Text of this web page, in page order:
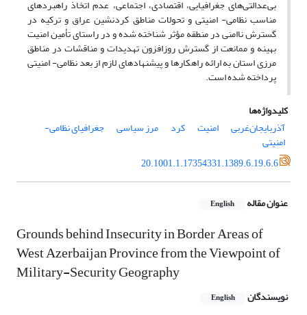
بی‌عدالتی‌های جغرافیایی، اقتصادی، اجتماعی، عدم اتخاذ راهبردهای
مناسب نظامی- امنیتی و تحولات مناطق کردنشین عراق و ترکیه در
گسترش ناامنی در منطقه مؤثر شناخته شده و در راستای تأمین امنیت
بهینه و ممانعت از گسترش روزافزون تهدیدات و مناقشات در مناطق
مرزی استان به ارائه راهکارها و پیشنهادهای لازم از بعد نظامی- امنیتی
پرداخته شده است.
کلیدواژه‌ها
آذربایجان‌غربی
امنیت کرد مرز سیاسی جغرافیای نظامی-
‌امنیتی
20.1001.1.17354331.1389.6.19.6.6
عنوان مقاله English
Grounds behind Insecurity in Border Areas of
West Azerbaijan Province from the Viewpoint of
Military-Security Geography
نویسندگان English